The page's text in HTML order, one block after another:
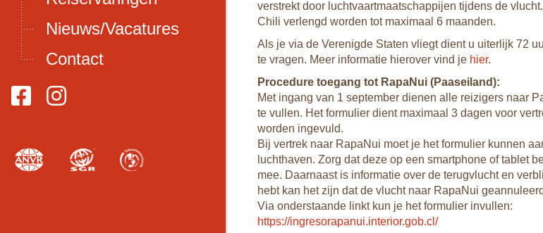
Nieuws/Vacatures
Contact
is normaal
fooi
van de
Bij een
verstrekt door luchtvaartmaatschappijen tijdens de
Chili verlengd worden tot maximaal 6 maanden.
Als je via de Verenigde Staten vliegt dient u uiterlijk 72
te vragen. Meer informatie hierover vind je hier.
Procedure toegang tot RapaNui (Paaseiland):
Met ingang van 1 september dienen alle reizigers naar
te vullen. Het formulier dient maximaal 3 dagen voor
worden ingevuld.
Bij vertrek naar RapaNui moet je het formulier kunnen
luchthaven. Zorg dat deze op een smartphone of tablet
mee. Daarnaast is informatie over de terugvlucht en
hebt kan het zijn dat de vlucht naar RapaNui
Via onderstaande linkt kun je het formulier invullen:
https://ingresorapanui.interior.gob.cl/